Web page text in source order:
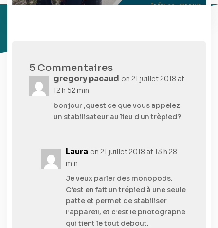
5 Commentaires
gregory pacaud on 21 juillet 2018 at
12 h 52 min
bonjour ,quest ce que vous appelez
un stabilisateur au lieu d un trèpied?
Laura on 21 juillet 2018 at 13 h 28
min
Je veux parler des monopods.
C’est en fait un trépied à une seule
patte et permet de stabiliser
l’appareil, et c’est le photographe
qui tient le tout debout.